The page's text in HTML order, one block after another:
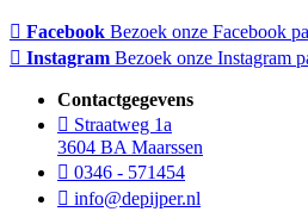
Facebook Bezoek onze Facebook
Instagram Bezoek onze Instagram
Contactgegevens
Straatweg 1a
3604 BA Maarssen
0346 - 571454
info@depijper.nl